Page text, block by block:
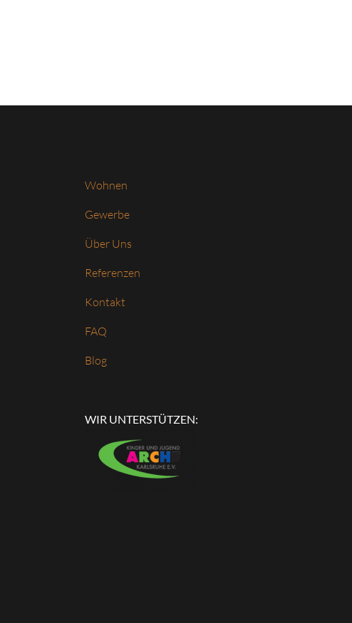
Wohnen
Gewerbe
Über Uns
Referenzen
Kontakt
FAQ
Blog
WIR UNTERSTÜTZEN: